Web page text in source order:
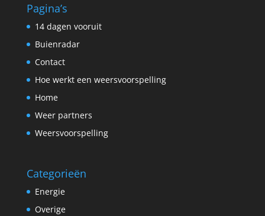
Pagina’s
14 dagen vooruit
Buienradar
Contact
Hoe werkt een weersvoorspelling
Home
Weer partners
Weersvoorspelling
Categorieën
Energie
Overige